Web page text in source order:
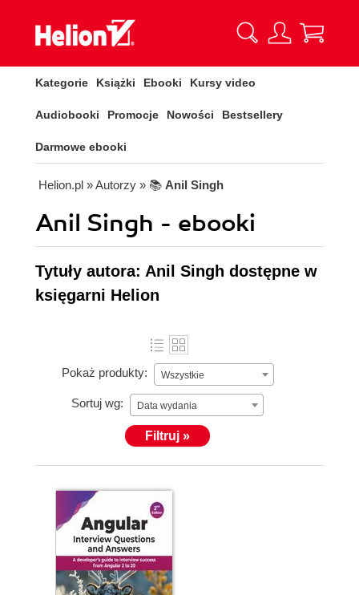
Kategorie Książki Ebooki Kursy video
Audiobooki Promocje Nowości Bestsellery
Darmowe ebooki
Helion.pl » Autorzy » 📚 Anil Singh
Anil Singh - ebooki
Tytuły autora: Anil Singh dostępne w
księgarni Helion
Pokaż produkty: Wszystkie
Sortuj wg: Data wydania
Filtruj »